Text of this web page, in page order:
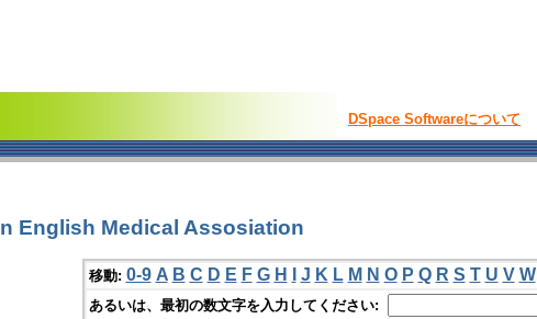
DSpace Softwareについて
English Medical Assosiation
移動: 0-9 A B C D E F G H J K L M N O P Q R S T U V W
あるいは、最初の数文字を入力してください: